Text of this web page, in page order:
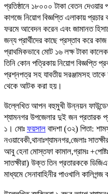
প্রতিষ্ঠানে ১৮০০০ টাকা বেতন
কাগজে নিয়োগ বিজ্ঞপ্তি এলাকায়
ফরমে আবেদন করেন এবং জামানত
জন্য প্রার্থীদের কাছে প্রস্তাব করে
প্রাথমিকভাবে মোট ১৬ লক্ষ টাকা
তিনি কোন পত্রিকায় নিয়োগ বিজ্ঞপ্তি
প্রশ্নপত্র সহ যাবতীয় সরঞ্জামসহ
থেকে আটক করা হয়।
উল্লেখিত আপন বহুমুখী উন্নয়ন
শ্যামনগর উপজেলার দুই জন প্রতারক
১। মোঃ ফয়সাল বাদশা (৩২) পিতা:
নওয়াবেকী,থানাঃশ্যামনগর,জেলাঃ
আবু হেনা মোস্তফা কামাল,গ্রামঃ
সাতক্ষীরা) উক্ত তিন প্রতারককে
মাধ্যমে সেনাবাহিনীর পাওখালি